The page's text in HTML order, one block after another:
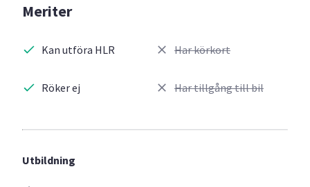
Meriter
Kan utföra HLR
Röker ej
Har körkort
Har tillgång till bil
Utbildning